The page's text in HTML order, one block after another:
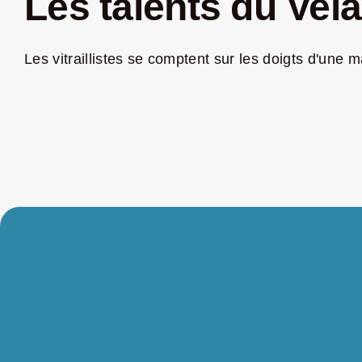
Les vitraillistes se comptent sur les doigts d'une